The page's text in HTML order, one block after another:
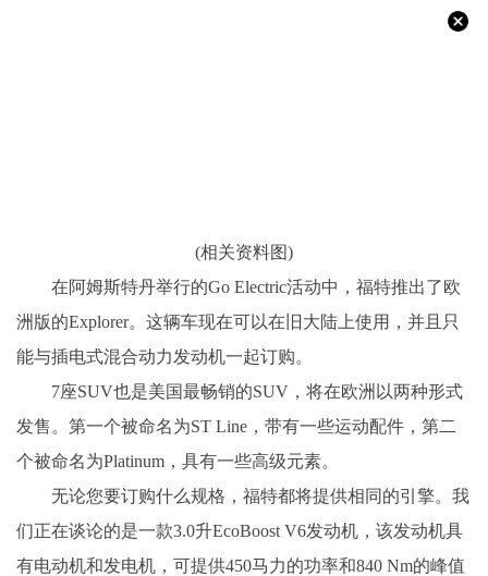
(相关资料图)
在阿姆斯特丹举行的Go Electric活动中，福特推出了欧
洲版的Explorer。这辆车现在可以在旧大陆上使用，并且只
能与插电式混合动力发动机一起订购。
7座SUV也是美国最畅销的SUV，将在欧洲以两种形式
发售。第一个被命名为ST Line，带有一些运动配件，第二
个被命名为Platinum，具有一些高级元素。
无论您要订购什么规格，福特都将提供相同的引擎。我
们正在谈论的是一款3.0升EcoBoost V6发动机，该发动机具
有电动机和发电机，可提供450马力的功率和840 Nm的峰值